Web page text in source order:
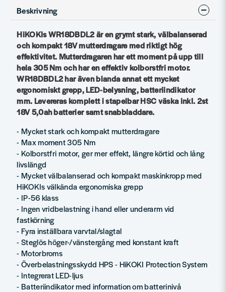
Beskrivning
HiKOKIs WR18DBDL2 är en grymt stark, välbalanserad
och kompakt 18V mutterdragare med riktigt hög
effektivitet. Mutterdragaren har ett moment på upp till
hela 305 Nm och har en effektiv kolborstfri motor.
WR18DBDL2 har även blanda annat ett mycket
ergonomiskt grepp, LED-belysning, batteriindikator
mm. Levereras komplett i stapelbar HSC väska inkl. 2st
18V 5,0ah batterier samt snabbladdare.
- Mycket stark och kompakt mutterdragare
- Max moment 305 Nm
- Kolborstfri motor, ger mer effekt, längre körtid och lång
livslängd
- Mycket välbalanserad och kompakt maskinkropp med
HiKOKIs välkända ergonomiska grepp
- IP-56 klass
- Ingen vridbelastning i hand eller underarm vid
fastkörning
- Fyra inställbara varvtal/slagtal
- Steglös höger-/vänstergång med konstant kraft
- Motorbroms
- Överbelastningsskydd HPS - HiKOKI Protection System
- Integrerat LED-ljus
- Batteriindikator med information om batterinivå